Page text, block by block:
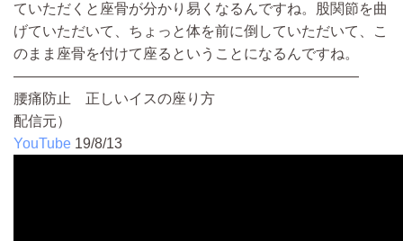
ていただくと座骨が分かり易くなるんですね。股関節を曲
げていただいて、ちょっと体を前に倒していただいて、こ
のまま座骨を付けて座るということになるんですね。
————————————————————————
腰痛防止 正しいイスの座り方
配信元）
YouTube 19/8/13